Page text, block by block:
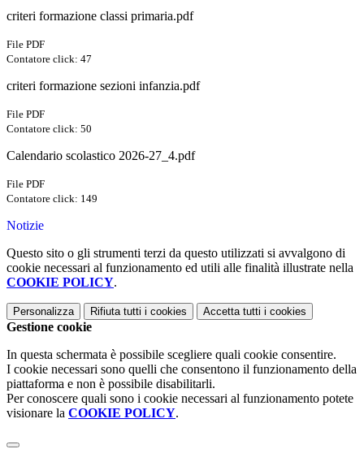
criteri formazione classi primaria.pdf
File PDF
Contatore click: 47
criteri formazione sezioni infanzia.pdf
File PDF
Contatore click: 50
Calendario scolastico 2026-27_4.pdf
File PDF
Contatore click: 149
Notizie
Questo sito o gli strumenti terzi da questo utilizzati si avvalgono di
cookie necessari al funzionamento ed utili alle finalità illustrate nella
COOKIE POLICY.
Personalizza Rifiuta tutti i cookies Accetta tutti i cookies
Gestione cookie
In questa schermata è possibile scegliere quali cookie consentire.
I cookie necessari sono quelli che consentono il funzionamento della
piattaforma e non è possibile disabilitarli.
Per conoscere quali sono i cookie necessari al funzionamento potete
visionare la COOKIE POLICY.